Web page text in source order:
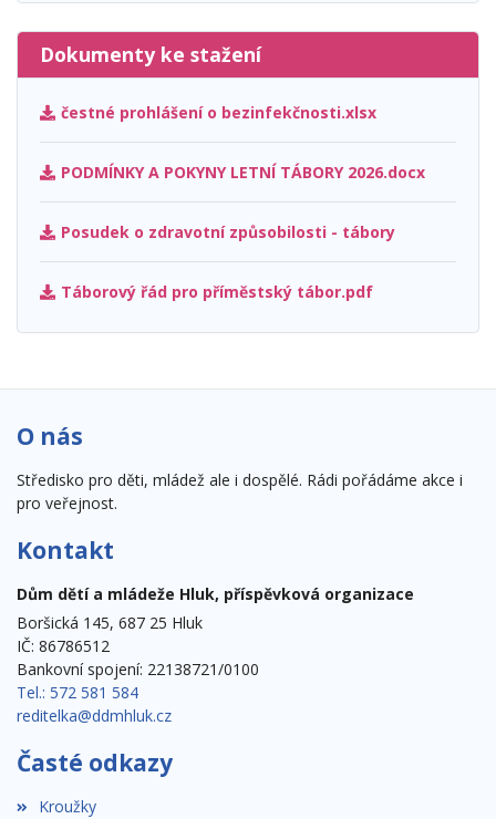
Dokumenty ke stažení
čestné prohlášení o bezinfekčnosti.xlsx
PODMÍNKY A POKYNY LETNÍ TÁBORY 2026.docx
Posudek o zdravotní způsobilosti - tábory
Táborový řád pro příměstský tábor.pdf
O nás
Středisko pro děti, mládež ale i dospělé. Rádi pořádáme akce i
pro veřejnost.
Kontakt
Dům dětí a mládeže Hluk, příspěvková organizace
Boršická 145, 687 25 Hluk
IČ: 86786512
Bankovní spojení: 22138721/0100
Tel.: 572 581 584
reditelka@ddmhluk.cz
Časté odkazy
Kroužky